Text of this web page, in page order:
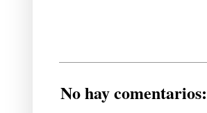
No hay comentarios: